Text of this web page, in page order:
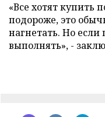
«Все хотят купить
подороже, это
нагнетать. Но если
выполнять», -